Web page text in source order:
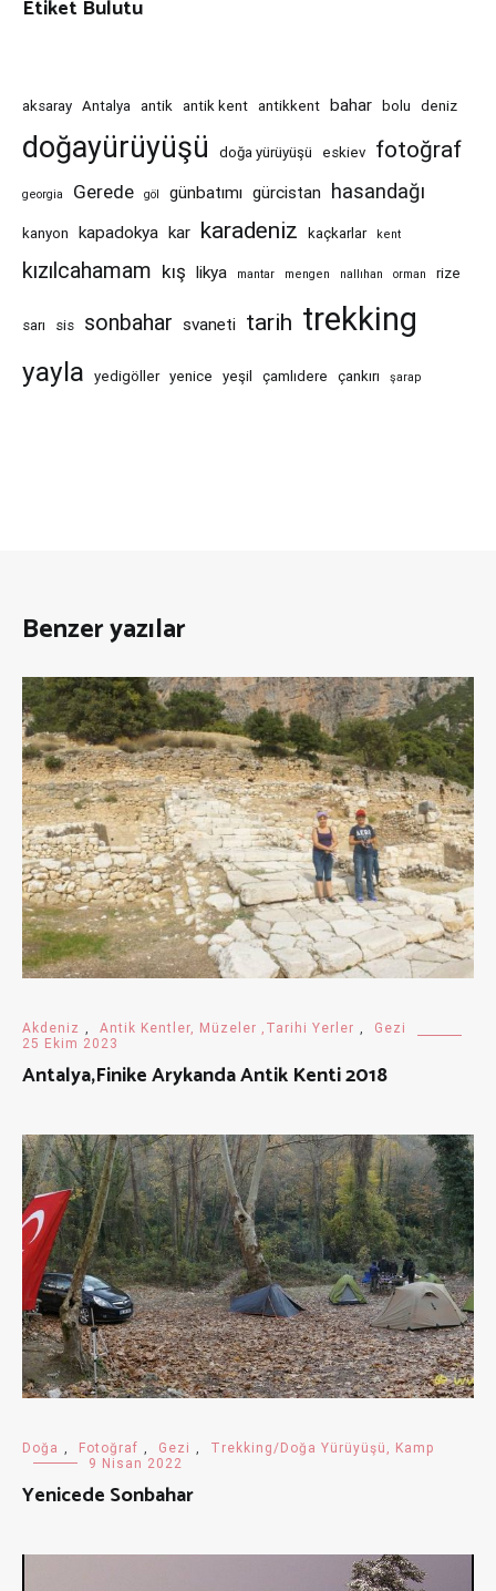
Etiket Bulutu
aksaray Antalya antik antik kent antikkent bahar bolu deniz
doğayürüyüşü doğa yürüyüşü eskiev fotoğraf
georgia Gerede göl günbatımı gürcistan hasandağı
kanyon kapadokya kar karadeniz kaçkarlar kent
kızılcahamam kış likya mantar mengen nallıhan orman rize
sarı sis sonbahar svaneti tarih trekking
yayla yedigöller yenice yeşil çamlıdere çankırı şarap
Benzer yazılar
Akdeniz Antik Kentler, Müzeler ,Tarihi Yerler
Gezi
25 Ekim 2023
Antalya,Finike Arykanda Antik Kenti 2018
Doğa , Fotoğraf , Gezi ,
Trekking/Doğa Yürüyüşü, Kamp
9 Nisan 2022
Yenicede Sonbahar